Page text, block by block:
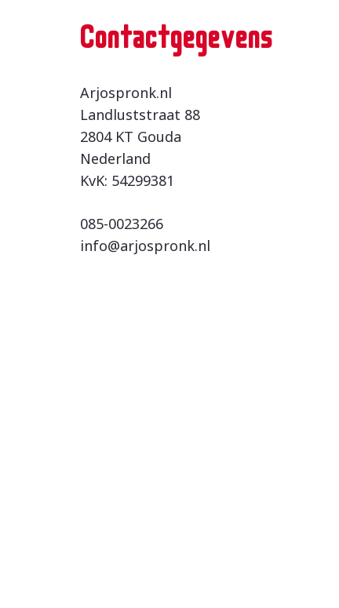
Contactgegevens
Arjospronk.nl
Landluststraat 88
2804 KT Gouda
Nederland
KvK: 54299381
085-0023266
info@arjospronk.nl